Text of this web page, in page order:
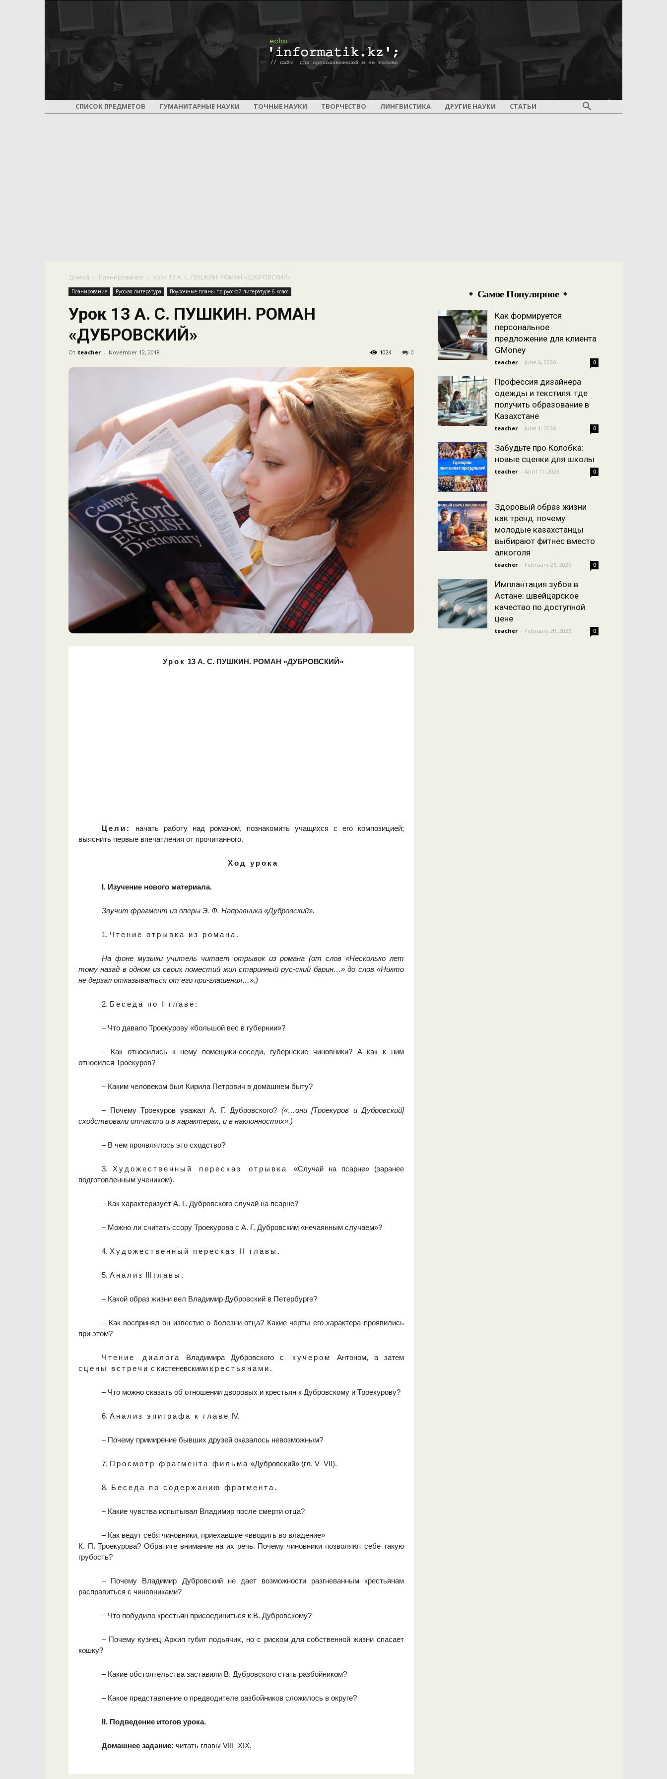
ПОУРОЧНОЕ
СПИСОК ПРЕДМЕТОВ ГУМАНИТАРНЫЕ НАУКИ ТОЧНЫЕ НАУКИ ТВОРЧЕСТВО ЛИНГВИСТИКА ДРУГИЕ НАУКИ СТАТЬИ
Домой Планирование Урок 13 А. С. ПУШКИН. РОМАН «ДУБРОВСКИЙ»
Планирование Русская литература Поурочные планы по русской литературе 6 класс
Урок 13 А. С. ПУШКИН. РОМАН
«ДУБРОВСКИЙ»
От teacher - November 12, 2018 0
1024
Урок 13 А. С. ПУШКИН. РОМАН «ДУБРОВСКИЙ»
Цели:
начать работу над романом, познакомить учащихся с его композицией;
выяснить первые впечатления от прочитанного.
Ход урока
I. Изучение нового материала.
Звучит фрагмент из оперы Э. Ф. Направника «Дубровский».
1. Чтение отрывка из романа.
На фоне музыки учитель читает отрывок из романа (от слов «Несколько лет
тому назад в одном из своих поместий жил старинный рус-ский барин…» до слов «Никто
не дерзал отказываться от его при-глашения…».)
2. Беседа по I главе:
– Что давало Троекурову «большой вес в губернии»?
– Как относились к нему помещики-соседи, губернские чиновники? А как к ним
относился Троекуров?
– Каким человеком был Кирила Петрович в домашнем быту?
– Почему Троекуров уважал А. Г. Дубровского? («…они [Троекуров и Дубровский]
сходствовали отчасти и в характерах, и в наклонностях».)
– В чем проявлялось это сходство?
3. Художественный пересказ отрывка «Случай на псарне» (заранее
подготовленным учеником).
– Как характеризует А. Г. Дубровского случай на псарне?
– Можно ли считать ссору Троекурова с А. Г. Дубровским «нечаянным случаем»?
4. Художественный пересказ II главы.
5.Анализ III главы.
– Какой образ жизни вел Владимир Дубровский в Петербурге?
– Как воспринял он известие о болезни отца? Какие черты его характера проявились
при этом?
Чтение диалога Владимира Дубровского с кучером
Антоном, а затем
сцены встречи с кистеневскими крестьянами.
– Что можно сказать об отношении дворовых и крестьян к Дубровскому и Троекурову?
6.Анализ эпиграфа к главе IV.
– Почему примирение бывших друзей оказалось невозможным?
7. Просмотр фрагмента фильма «Дубровский» (гл. V–VII).
8. Беседа по содержанию фрагмента.
– Какие чувства испытывал Владимир после смерти отца?
– Как ведут себя чиновники, приехавшие «вводить во владение»
К. П. Троекурова? Обратите внимание на их речь. Почему чиновники позволяют себе такую
грубость?
– Почему Владимир Дубровский не дает возможности разгневанным крестьянам
расправиться с чиновниками?
– Что побудило крестьян присоединиться к В. Дубровскому?
– Почему кузнец Архип губит подьячих, но с риском для собственной жизни спасает
кошку?
– Какие обстоятельства заставили В. Дубровского стать разбойником?
– Какое представление о предводителе разбойников сложилось в округе?
II. Подведение итогов урока.
Домашнее задание: читать главы VIII–XIX.
Самое Популярное
Как формируется
персональное
предложение для клиента
GMoney
teacher - June 6, 2026 0
Профессия дизайнера
одежды и текстиля: где
получить образование в
Казахстане
teacher - June 1, 2026 0
Забудьте про Колобка:
новые сценки для школы
teacher - April 11, 2026 0
Здоровый образ жизни
как тренд: почему
молодые казахстанцы
выбирают фитнес вместо
алкоголя
teacher - February 26, 2026 0
Имплантация зубов в
Астане: швейцарское
качество по доступной
цене
teacher - February 20, 2026 0